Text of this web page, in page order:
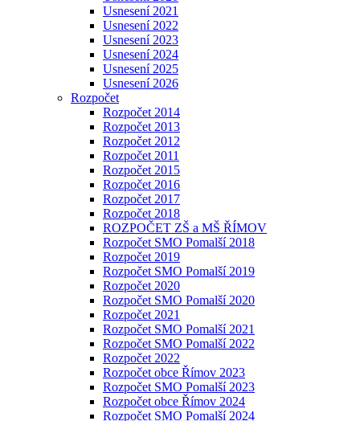
Usnesení 2021
Usnesení 2022
Usnesení 2023
Usnesení 2024
Usnesení 2025
Usnesení 2026
Rozpočet
Rozpočet 2014
Rozpočet 2013
Rozpočet 2012
Rozpočet 2011
Rozpočet 2015
Rozpočet 2016
Rozpočet 2017
Rozpočet 2018
ROZPOČET ZŠ a MŠ ŘÍMOV
Rozpočet SMO Pomalší 2018
Rozpočet 2019
Rozpočet SMO Pomalší 2019
Rozpočet 2020
Rozpočet SMO Pomalší 2020
Rozpočet 2021
Rozpočet SMO Pomalší 2021
Rozpočet SMO Pomalší 2022
Rozpočet 2022
Rozpočet obce Římov 2023
Rozpočet SMO Pomalší 2023
Rozpočet obce Římov 2024
Rozpočet SMO Pomalší 2024